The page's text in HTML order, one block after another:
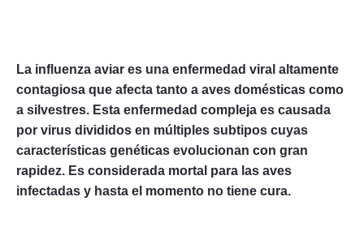
La influenza aviar es una enfermedad viral altamente
contagiosa que afecta tanto a aves domésticas como
a silvestres. Esta enfermedad compleja es causada
por virus divididos en múltiples subtipos cuyas
características genéticas evolucionan con gran
rapidez. Es considerada mortal para las aves
infectadas y hasta el momento no tiene cura.